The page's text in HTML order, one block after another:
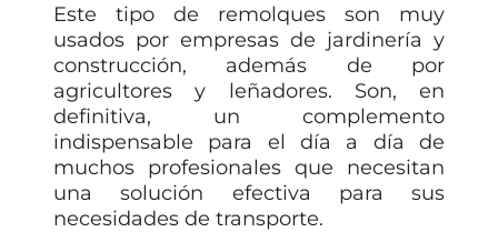
Este tipo de remolques son muy
usados por empresas de jardinería y
construcción, además de por
agricultores y leñadores. Son, en
definitiva, un complemento
indispensable para el día a día de
muchos profesionales que necesitan
una solución efectiva para sus
necesidades de transporte.